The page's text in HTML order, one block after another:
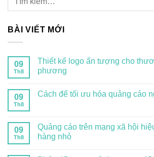
BÀI VIẾT MỚI
09
Th8
Thiết kế logo ấn tượng cho
phương
09
Th8
Cách để tối ưu hóa quảng cáo
09
Th8
Quảng cáo trên mạng xã hội
hàng nhỏ